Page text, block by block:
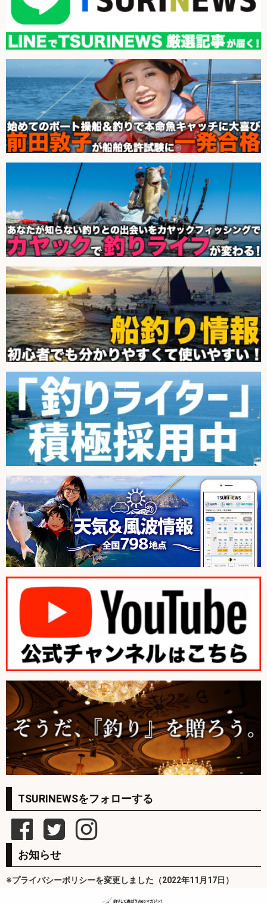
TSURINEWSをフォローする
お知らせ
※プライバシーポリシーを変更しました（2022年11月17日）